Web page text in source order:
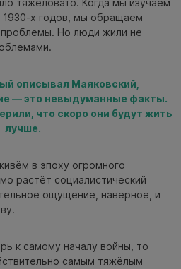
тяжеловато. Когда мы изучаем
1930-х годов, мы обращаем
проблемы. Но люди жили не
описывал Маяковский,
— это невыдуманные факты.
что скоро они будут жить
лучше.
в эпоху огромного
растёт социалистический
ощущение, наверное, и
к самому началу войны, то
самым тяжёлым